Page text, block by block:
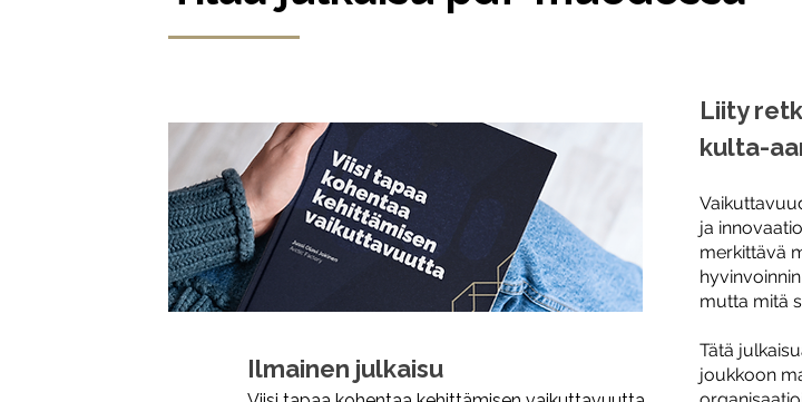
Ilmainen julkaisu
Liity
kulta-
ja
merkittävä
mutta mitä
Tätä
joukkoon